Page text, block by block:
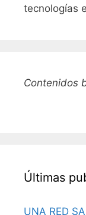
tecnologías
Contenidos
Últimas
UNA RED